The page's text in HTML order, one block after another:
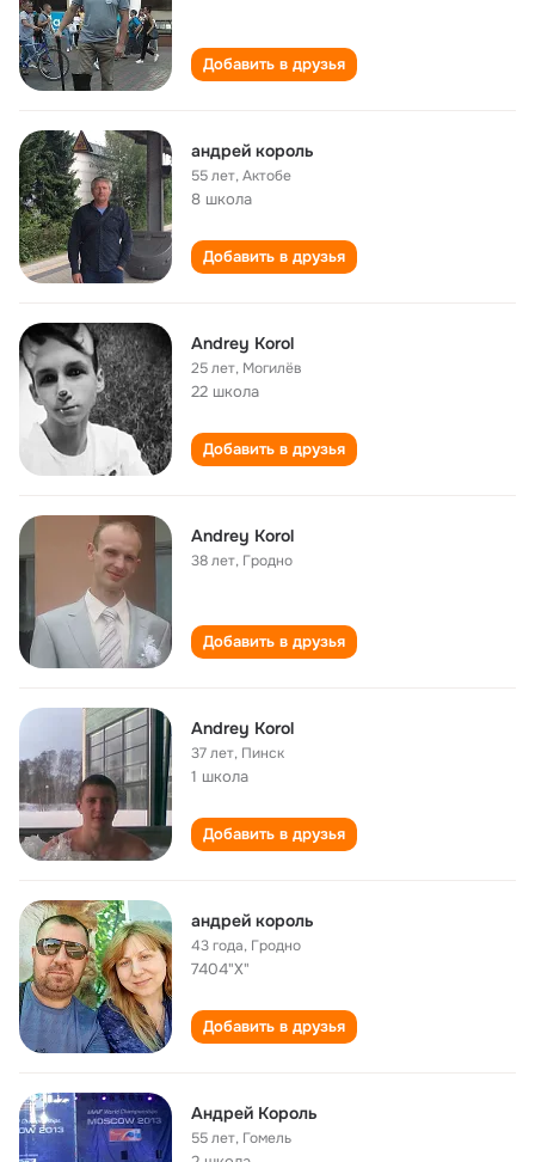
Добавить в друзья
андрей король
55 лет,Актобе
8 школа
Добавить в друзья
Andrey Korol
25 лет, Могилёв
22 школа
Добавить в друзья
Andrey Korol
38 лет, Гродно
Добавить в друзья
Andrey Korol
37 лет, Пинск
1 школа
Добавить в друзья
андрей король
43 года, Гродно
7404"Х"
Добавить в друзья
Андрей Король
55 лет, Гомель